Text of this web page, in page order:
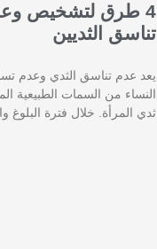
4 طرق لتشخيص
تناسق الثديين
يعد عدم تناسق الثدي وعدم
النساء من السمات الطبيعية
ثدي المرأة. خلال فترة البلوغ